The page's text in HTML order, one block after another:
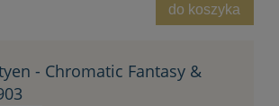
do koszyka
- Chromatic Fantasy &